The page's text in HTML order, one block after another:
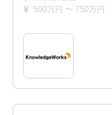
500万円 〜 750万円